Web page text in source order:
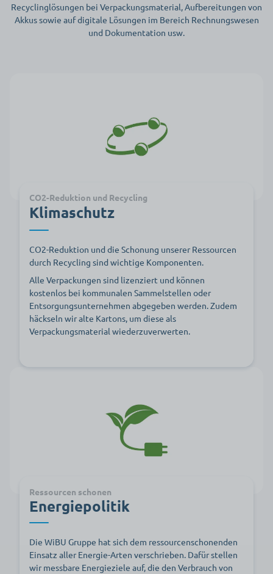
Recyclinglösungen bei Verpackungsmaterial, Aufbereitungen von
Akkus sowie auf digitale Lösungen im Bereich Rechnungswesen
und Dokumentation usw.
CO2-Reduktion und Recycling
Klimaschutz
CO2-Reduktion und die Schonung unserer Ressourcen
durch Recycling sind wichtige Komponenten.
Alle Verpackungen sind lizenziert und können
kostenlos bei kommunalen Sammelstellen oder
Entsorgungsunternehmen abgegeben werden. Zudem
häckseln wir alte Kartons, um diese als
Verpackungsmaterial wiederzuverwerten.
Ressourcen schonen
Energiepolitik
Die WiBU Gruppe hat sich dem ressourcenschonenden
Einsatz aller Energie-Arten verschrieben. Dafür stellen
wir messbare Energieziele auf, die den Verbrauch von